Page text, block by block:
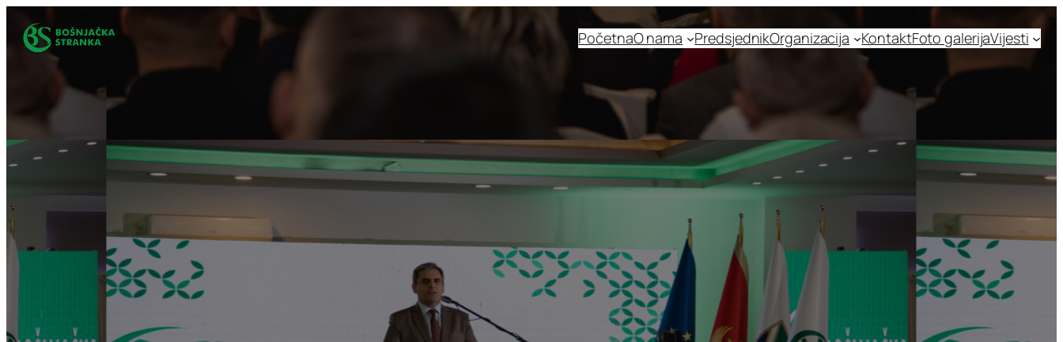
na
sadržaj
PočetnaO nama PredsjednikOrganizacija KontaktFoto galerijaVijesti